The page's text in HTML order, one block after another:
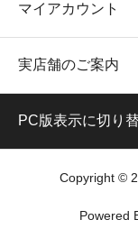
マイアカウント
実店舗のご案内
PC版表示に切り
Copyright ©
Powered